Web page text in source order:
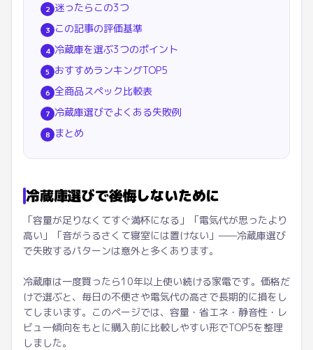
2 迷ったらこの3つ
3 この記事の評価基準
4 冷蔵庫を選ぶ3つのポイント
5 おすすめランキングTOP5
6 全商品スペック比較表
7 冷蔵庫選びでよくある失敗例
8 まとめ
冷蔵庫選びで後悔しないために
「容量が足りなくてすぐ満杯になる」「電気代が思ったより
高い」「音がうるさくて寝室には置けない」——冷蔵庫選び
で失敗するパターンは意外と多くあります。
冷蔵庫は一度買ったら10年以上使い続ける家電です。価格だ
けで選ぶと、毎日の不便さや電気代の高さで長期的に損をし
てしまいます。このページでは、容量・省エネ・静音性・レ
ビュー傾向をもとに購入前に比較しやすい形でTOP5を整理
しました。